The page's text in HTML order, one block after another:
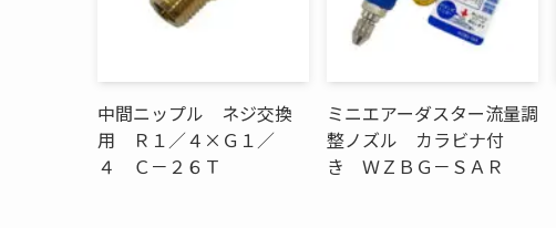
中間ニップル ネジ交換
用 Ｒ１／４×Ｇ１／
４ Ｃ－２６Ｔ
ミニエアーダスター流量調
整ノズル カラビナ付
き ＷＺＢＧ－ＳＡＲ